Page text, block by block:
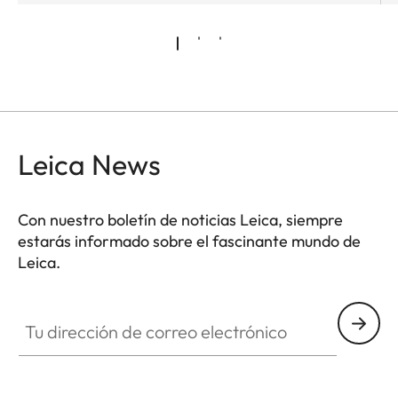
Leica News
Con nuestro boletín de noticias Leica, siempre
estarás informado sobre el fascinante mundo de
Leica.